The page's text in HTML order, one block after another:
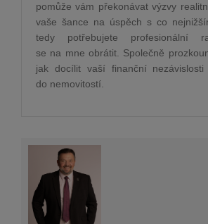
pomůže vám překonávat výzvy
vaše šance na úspěch s co
tedy potřebujete profesionální
se na mne obrátit. Společně
jak docílit vaší finanční nezávislosti
do nemovitostí.